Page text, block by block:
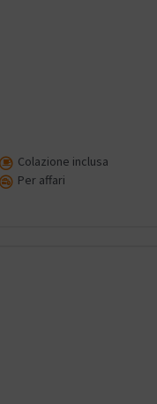
Colazione inclusa
Per affari